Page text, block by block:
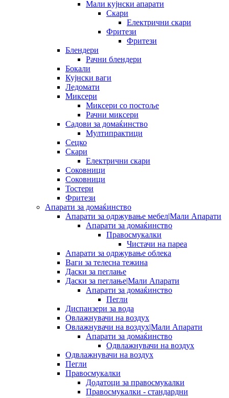
Мали кујнски апарати
Скари
Електрични скари
Фритези
Фритези
Блендери
Рачни блендери
Бокали
Кујнски ваги
Ледомати
Миксери
Миксери со постоље
Рачни миксери
Садови за домаќинство
Мултипрактици
Сецко
Скари
Електрични скари
Соковници
Соковници
Тостери
Фритези
Апарати за домаќинство
Апарати за одржување мебел|Мали Апарати
Апарати за домаќинство
Правосмукалки
Чистачи на пареа
Апарати за одржување облека
Ваги за телесна тежина
Даски за пеглање
Даски за пеглање|Мали Апарати
Апарати за домаќинство
Пегли
Диспанзери за вода
Овлажнувачи на воздух
Овлажнувачи на воздух|Мали Апарати
Апарати за домаќинство
Одвлажнувачи на воздух
Одвлажнувачи на воздух
Пегли
Правосмукалки
Додатоци за правосмукалки
Правосмукалки - стандардни